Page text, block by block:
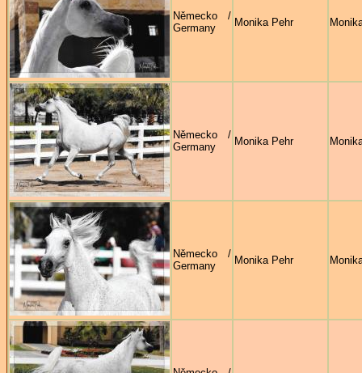
Německo /
Germany
Monika Pehr
Německo /
Germany
Monika Pehr
Německo /
Germany
Monika Pehr